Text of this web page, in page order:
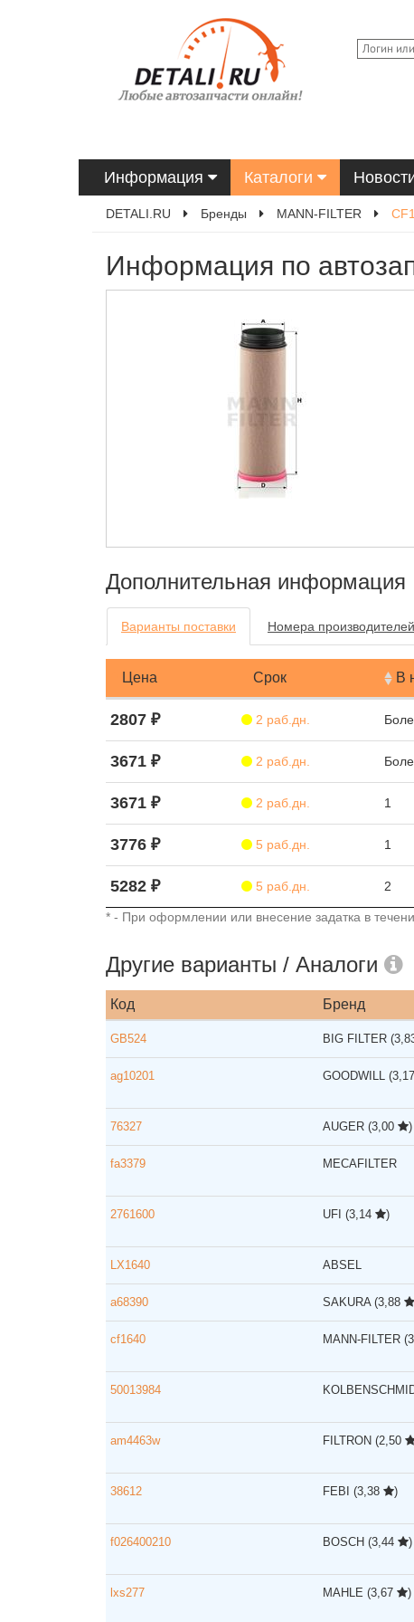
Информация Каталоги
DETALI.RU Бренды MANN-FILTER
Информация по
Дополнительная информация
Варианты поставки Номера производителей
Цена Срок В
2807 ₽ 2 раб.дн.
3671 ₽ 2 раб.дн.
3671 ₽ 2 раб.дн. 1
3776 ₽ 5 раб.дн. 1
5282 ₽ 5 раб.дн. 2
* - При оформлении или внесение задатка в
Другие варианты / Аналоги
Код Бренд
GB524 BIG FILTER
ag10201 GOODWILL (3,17
76327 AUGER (3,00 )
fa3379 MECAFILTER
2761600 UFI (3,14 )
LX1640 ABSEL
a68390 SAKURA (3,88
cf1640 MANN-FILTER
50013984
am4463w FILTRON (2,50
38612 FEBI (3,38 )
f026400210 BOSCH (3,44 )
lxs277 MAHLE (3,67 )